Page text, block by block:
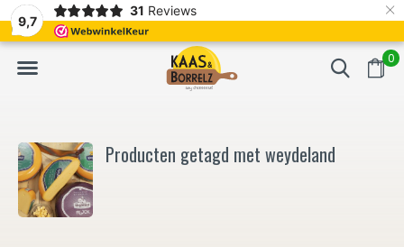
9,7
31 Reviews ×
0
Vaak volgende dag geleverd Gratis bezorgd
Producten getagd met weydeland